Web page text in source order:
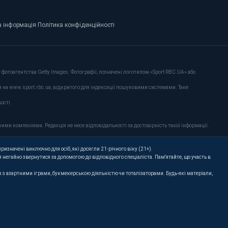
інформація·Політика конфіденційності·
Getty Images. Фотографії, позначені логотипом «Sport RBC.UA» або
на www.sport.rbc.ua, відкритого для індексації пошуковими системами. Таке
компаніями. Редакція не несе відповідальності за достовірність такої інформації.
виключно для осіб, які досягли 21-річного віку (21+).
звернутися за допомогою до відповідного спеціаліста. Пам'ятайте, що участь в
азартними іграми, букмекерською діяльністю чи тоталізаторами. Будь-які матеріали,